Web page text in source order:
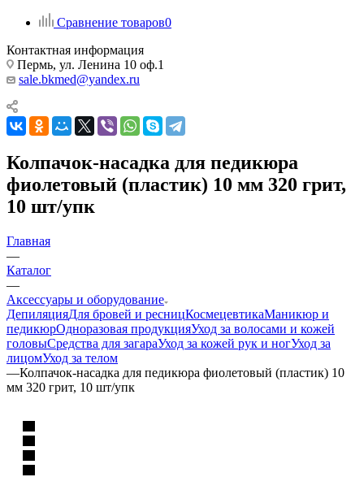
Сравнение товаров0
Контактная информация
Пермь, ул. Ленина 10 оф.1
sale.bkmed@yandex.ru
Колпачок-насадка для педикюра
фиолетовый (пластик) 10 мм 320 грит,
10 шт/упк
Главная
—
Каталог
—
Аксессуары и оборудование
ДепиляцияДля бровей и ресницКосмецевтикаМаникюр и
педикюрОдноразовая продукцияУход за волосами и кожей
головыСредства для загараУход за кожей рук и ногУход за
лицомУход за телом
—Колпачок-насадка для педикюра фиолетовый (пластик) 10
мм 320 грит, 10 шт/упк